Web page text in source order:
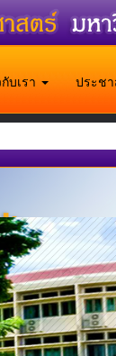
บเรา ประช